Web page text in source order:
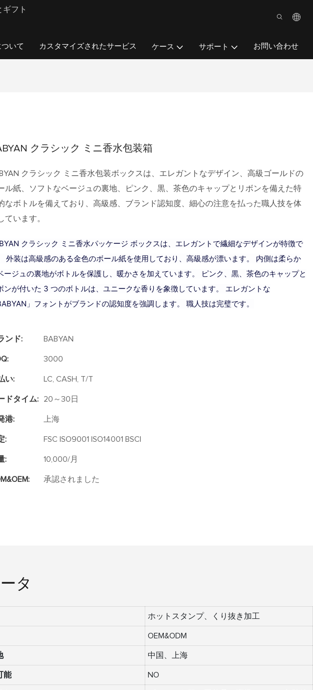
フト
いて カスタマイズされたサービス ケース サポート お問い合わせ
クラシック ミニ香水包装箱
クラシック ミニ香水包装ボックスは、エレガントなデザイン、高級ゴールドの
ル紙、ソフトなベージュの裏地、ピンク、黒、茶色のキャップとリボンを備えた特
なボトルを備えており、高級感、ブランド認知度、細心の注意を払った職人技を体
ています。
クラシック ミニ香水パッケージ ボックスは、エレガントで繊細なデザインが特徴で
外装は高級感のある金色のボール紙を使用しており、高級感が漂います。 内側は柔らか
ージュの裏地がボトルを保護し、暖かさを加えています。 ピンク、黒、茶色のキャップと
ンが付いた 3 つのボトルは、ユニークな香りを象徴しています。 エレガントな
」フォントがブランドの認知度を強調します。 職人技は完璧です。
ンド: BABYAN
3000
い: LC, CASH, T/T
ドタイム: 20～30日
港: 上海
: FSC ISO9001 ISO14001 BSCI
: 10,000/月
承認されました
タ
ホットスタンプ、くり抜き加工
OEM&ODM
中国、上海
能 NO